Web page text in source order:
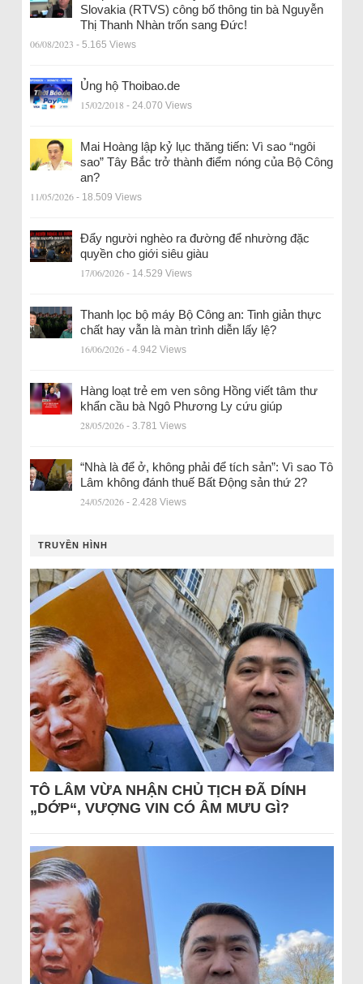
Slovakia (RTVS) công bố thông tin bà Nguyễn
Thị Thanh Nhàn trốn sang Đức!
06/08/2023 - 5.165 Views
Ủng hộ Thoibao.de
15/02/2018 - 24.070 Views
Mai Hoàng lập kỷ lục thăng tiến: Vì sao “ngôi
sao” Tây Bắc trở thành điểm nóng của Bộ Công
an?
11/05/2026 - 18.509 Views
Đẩy người nghèo ra đường để nhường đặc
quyền cho giới siêu giàu
17/06/2026 - 14.529 Views
Thanh lọc bộ máy Bộ Công an: Tinh giản thực
chất hay vẫn là màn trình diễn lấy lệ?
16/06/2026 - 4.942 Views
Hàng loạt trẻ em ven sông Hồng viết tâm thư
khẩn cầu bà Ngô Phương Ly cứu giúp
28/05/2026 - 3.781 Views
“Nhà là để ở, không phải để tích sản”: Vì sao Tô
Lâm không đánh thuế Bất Động sản thứ 2?
24/05/2026 - 2.428 Views
TRUYỀN HÌNH
TÔ LÂM VỪA NHẬN CHỦ TỊCH ĐÃ DÍNH
„DỚP“, VƯỢNG VIN CÓ ÂM MƯU GÌ?